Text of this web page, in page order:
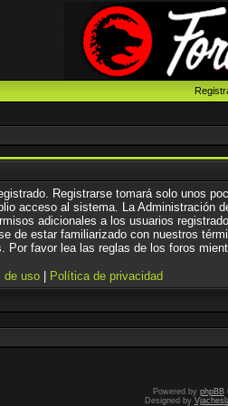
Registrarse tomará solo unos
acceso al sistema. La Administración
adicionales a los usuarios
de estar familiarizado con nuestros
Por favor lea las reglas de los foros
de uso
Política de privacidad
Powered by phpBB
Designed by